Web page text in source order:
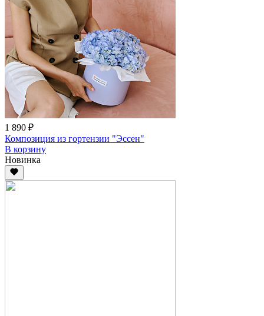
1 890 ₽
Композиция из гортензии "Эссен"
В корзину
Новинка